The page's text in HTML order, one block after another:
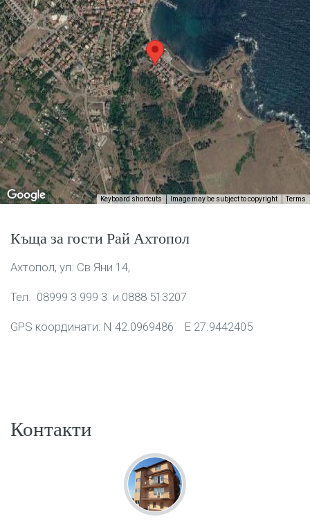
Keyboard shortcuts Image may be subject to copyright Terms
Къща за гости Рай Ахтопол
Ахтопол, ул. Св Яни 14,
Тел. 08999 3 999 3 и 0888 513207
GPS координати: N 42.0969486 E 27.9442405
Контакти